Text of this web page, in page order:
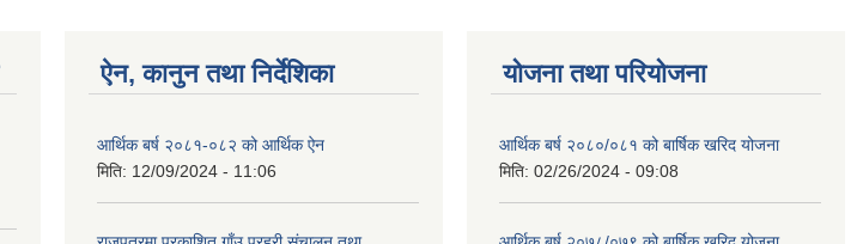
ऐन, कानुन तथा निर्देशिका
आर्थिक बर्ष २०८१-०८२ को आर्थिक ऐन
मिति: 12/09/2024 - 11:06
योजना तथा परियोजना
आर्थिक बर्ष २०८०/०८१ को बार्षिक खरिद योजना
मिति: 02/26/2024 - 09:08